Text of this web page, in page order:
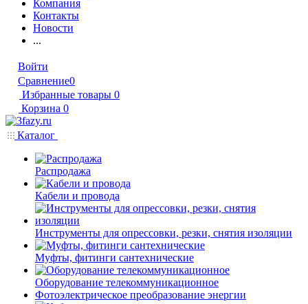
Компания
Контакты
Новости
...
Войти
Сравнение0
Избранные товары 0
Корзина 0
Каталог
Распродажа
Кабели и провода
Инструменты для опрессовки, резки, снятия изоляции
Муфты, фитинги сантехнические
Оборудование телекоммуникационное
Фотоэлектрическое преобразование энергии